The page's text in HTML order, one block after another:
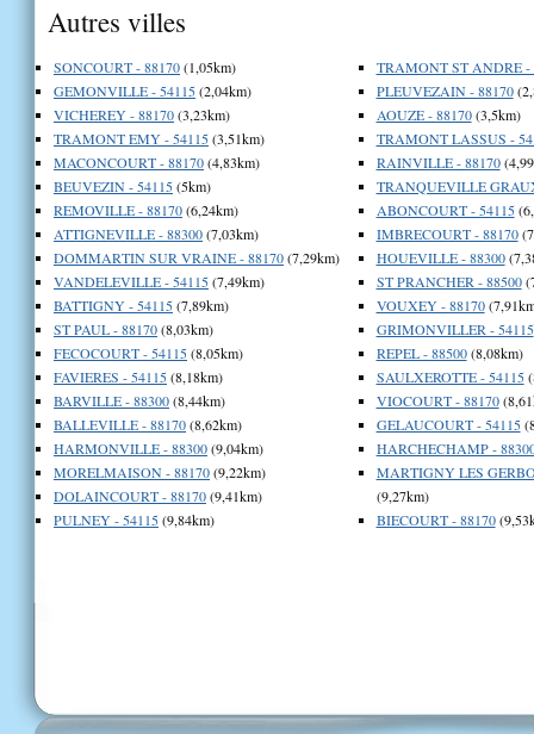
Autres villes
SONCOURT - 88170(1,05km)
GEMONVILLE - 54115(2,04km)
VICHEREY - 88170(3,23km)
TRAMONT EMY - 54115(3,51km)
MACONCOURT - 88170(4,83km)
BEUVEZIN - 54115(5km)
REMOVILLE - 88170(6,24km)
ATTIGNEVILLE - 88300(7,03km)
DOMMARTIN SUR VRAINE - 88170(7,29km)
VANDELEVILLE - 54115(7,49km)
BATTIGNY - 54115(7,89km)
ST PAUL - 88170(8,03km)
FECOCOURT - 54115(8,05km)
FAVIERES - 54115(8,18km)
BARVILLE - 88300(8,44km)
BALLEVILLE - 88170(8,62km)
HARMONVILLE - 88300(9,04km)
MORELMAISON - 88170(9,22km)
DOLAINCOURT - 88170(9,41km)
PULNEY - 54115(9,84km)
TRAMONT ST ANDRE -
PLEUVEZAIN - 88170
AOUZE - 88170(3,5km)
TRAMONT LASSUS -
RAINVILLE - 88170
TRANQUEVILLE
ABONCOURT - 54115
IMBRECOURT - 88170
HOUEVILLE - 88300
ST PRANCHER - 88500
VOUXEY - 88170
GRIMONVILLER - 54115
REPEL - 88500(8,08km)
SAULXEROTTE - 54115
VIOCOURT - 88170
GELAUCOURT - 54115
HARCHECHAMP -
MARTIGNY LES
(9,27km)
BIECOURT - 88170